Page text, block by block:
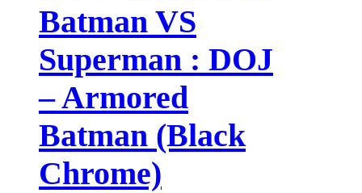
Batman VS
Superman : DOJ
– Armored
Batman (Black
Chrome)